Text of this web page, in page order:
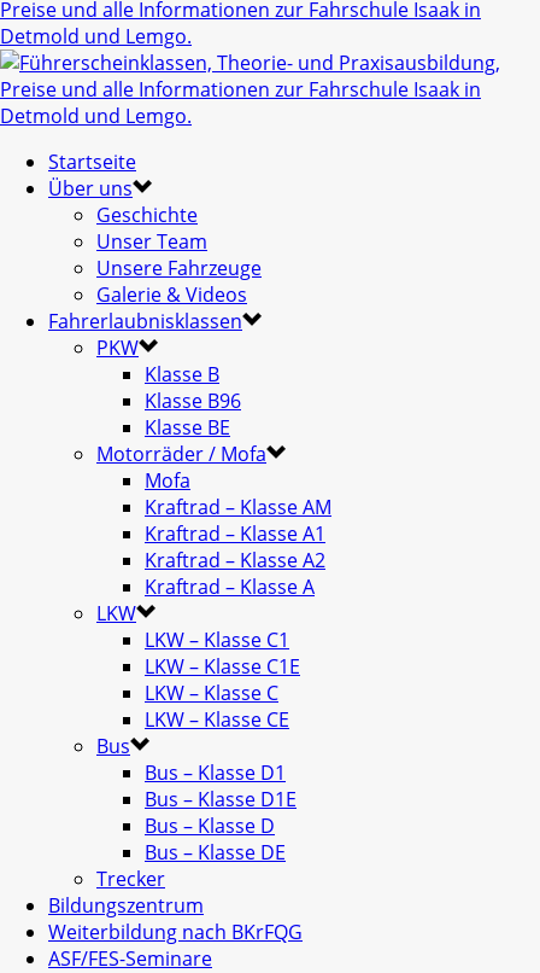
Startseite
Über uns
Geschichte
Unser Team
Unsere Fahrzeuge
Galerie & Videos
Fahrerlaubnisklassen
PKW
Klasse B
Klasse B96
Klasse BE
Motorräder / Mofa
Mofa
Kraftrad – Klasse AM
Kraftrad – Klasse A1
Kraftrad – Klasse A2
Kraftrad – Klasse A
LKW
LKW – Klasse C1
LKW – Klasse C1E
LKW – Klasse C
LKW – Klasse CE
Bus
Bus – Klasse D1
Bus – Klasse D1E
Bus – Klasse D
Bus – Klasse DE
Trecker
Bildungszentrum
Weiterbildung nach BKrFQG
ASF/FES-Seminare